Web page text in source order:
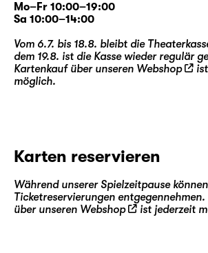
Mo–Fr 10:00–19:00
Sa 10:00–14:00
Vom 6.7. bis 18.8. bleibt die
dem 19.8. ist die Kasse wieder regulär
Kartenkauf über unseren Webshop
möglich.
Karten reservieren
Während unserer Spielzeitpause
Ticketreservierungen
über unseren Webshop ist jederzeit